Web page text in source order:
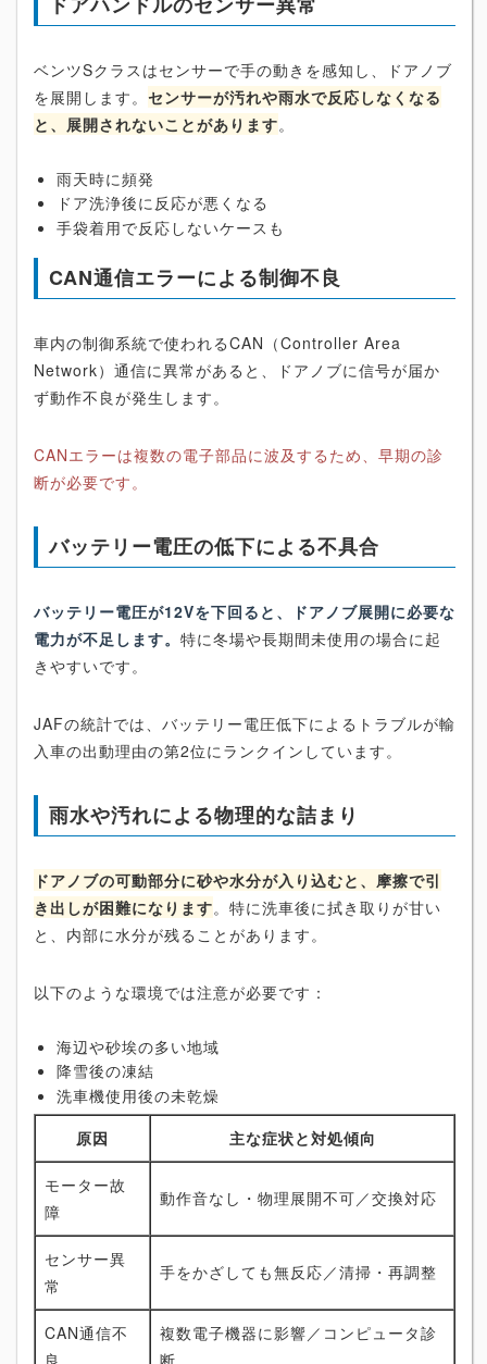
ベンツSクラスはセンサーで手の動きを感知し、ドアノブ
を展開します。 センサーが汚れや雨水で反応しなくなる
と、展開されないことがあります。
雨天時に頻発
ドア洗浄後に反応が悪くなる
手袋着用で反応しないケースも
CAN通信エラーによる制御不良
車内の制御系統で使われるCAN（Controller Area
Network）通信に異常があると、ドアノブに信号が届か
ず動作不良が発生します。
CANエラーは複数の電子部品に波及するため、早期の診
断が必要です。
バッテリー電圧の低下による不具合
バッテリー電圧が12Vを下回ると、ドアノブ展開に必要な
電力が不足します。 特に冬場や長期間未使用の場合に起
きやすいです。
JAFの統計では、バッテリー電圧低下によるトラブルが輸
入車の出動理由の第2位にランクインしています。
雨水や汚れによる物理的な詰まり
ドアノブの可動部分に砂や水分が入り込むと、摩擦で引
き出しが困難になります。特に洗車後に拭き取りが甘い
と、内部に水分が残ることがあります。
以下のような環境では注意が必要です：
海辺や砂埃の多い地域
降雪後の凍結
洗車機使用後の未乾燥
原因
主な症状と対処傾向
モーター故
障
動作音なし・物理展開不可／交換対応
センサー異
常
手をかざしても無反応／清掃・再調整
CAN通信不
良
複数電子機器に影響／コンピュータ診
断